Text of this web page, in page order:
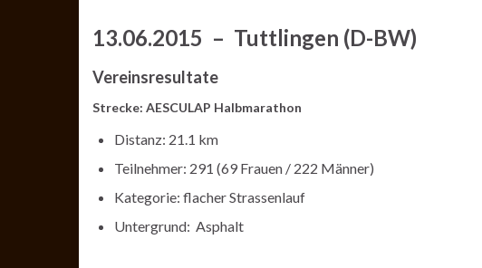
13.06.2015 – Tuttlingen (D-BW)
Vereinsresultate
Strecke: AESCULAP Halbmarathon
Distanz: 21.1 km
Teilnehmer: 291 (69 Frauen / 222 Männer)
Kategorie: flacher Strassenlauf
Untergrund: Asphalt